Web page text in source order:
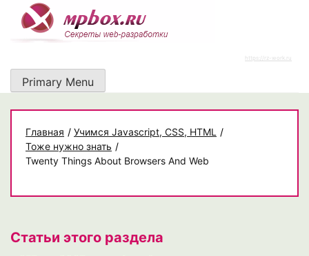
content
https://rz-work.ru
Primary Menu
Главная / Учимся Javascript, CSS, HTML
/
Тоже нужно знать /
Twenty Things About Browsers And Web
Статьи этого раздела